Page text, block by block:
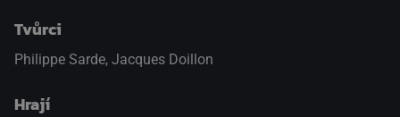
Tvůrci
Philippe Sarde, Jacques Doillon
Hrají